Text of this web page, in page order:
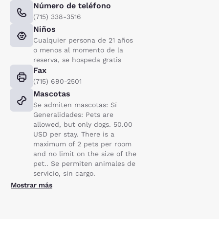
Número de teléfono
(715) 338-3516
Niños
Cualquier persona de 21 años
o menos al momento de la
reserva, se hospeda gratis
Fax
(715) 690-2501
Mascotas
Se admiten mascotas: Sí
Generalidades: Pets are
allowed, but only dogs. 50.00
USD per stay. There is a
maximum of 2 pets per room
and no limit on the size of the
pet.. Se permiten animales de
servicio, sin cargo.
Mostrar más